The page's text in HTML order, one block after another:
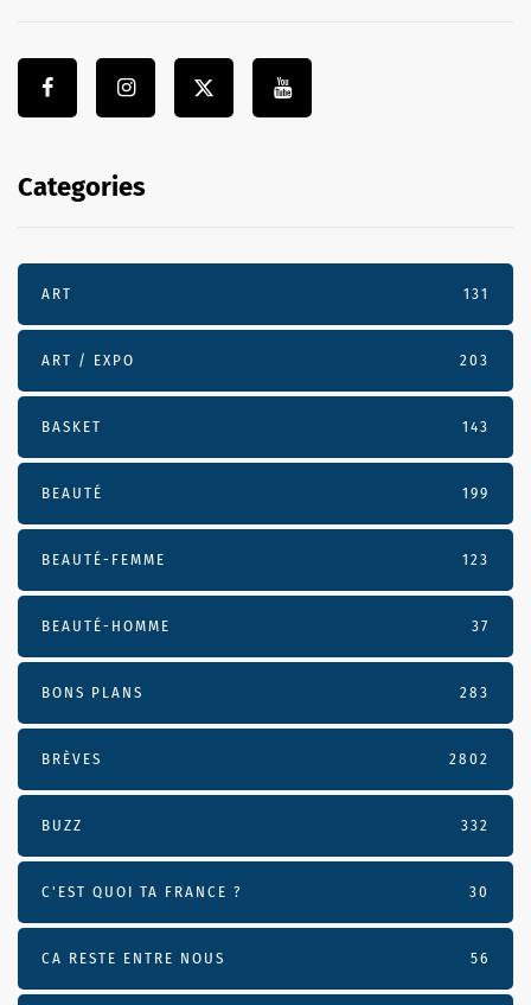
Categories
ART 131
ART / EXPO 203
BASKET 143
BEAUTÉ 199
BEAUTÉ-FEMME 123
BEAUTÉ-HOMME 37
BONS PLANS 283
BRÈVES 2802
BUZZ 332
C'EST QUOI TA FRANCE ? 30
CA RESTE ENTRE NOUS 56